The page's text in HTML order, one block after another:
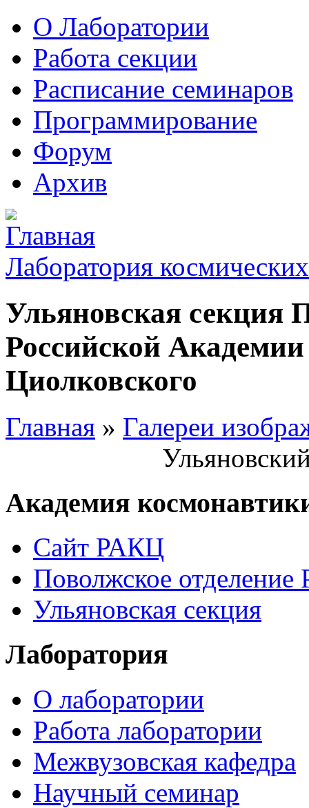
О Лаборатории
Работа секции
Расписание семинаров
Программирование
Форум
Архив
Лаборатория
Ульяновская секция
Российской
Циолковского
Главная » Галереи
Академия
Сайт РАКЦ
Поволжское
Ульяновская секция
Лаборатория
О лаборатории
Работа лаборатории
Межвузовская кафедра
Научный семинар